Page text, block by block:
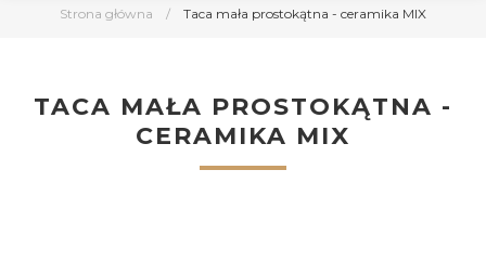
Strona główna / Taca mała prostokątna - ceramika MIX
TACA MAŁA PROSTOKĄTNA -
CERAMIKA MIX